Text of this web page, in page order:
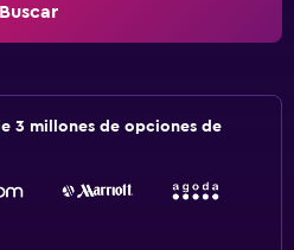
Buscar
3 millones de opciones de